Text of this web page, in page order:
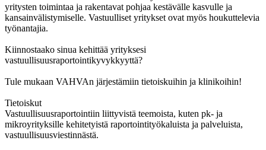
yritysten toimintaa ja rakentavat pohjaa kestävälle kasvulle ja
kansainvälistymiselle. Vastuulliset yritykset ovat myös houkuttelevia
työnantajia.
Kiinnostaako sinua kehittää yrityksesi
vastuullisuusraportointikyvykkyyttä?
Tule mukaan VAHVAn järjestämiin tietoiskuihin ja klinikoihin!
Tietoiskut
Vastuullisuusraportointiin liittyvistä teemoista, kuten pk- ja
mikroyrityksille kehitetyistä raportointityökaluista ja palveluista,
vastuullisuusviestinnästä.